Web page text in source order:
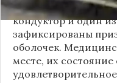
По
кондуктор и один
зафиксированы
оболочек.
месте, их